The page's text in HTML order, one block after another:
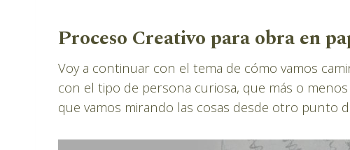
Proceso Creativo para obra en
Voy a continuar con el tema de cómo vamos
con el tipo de persona curiosa, que más o
que vamos mirando las cosas desde otro punto